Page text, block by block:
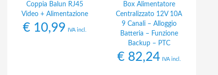
Coppia Balun RJ45
Video + Alimentazione
€10,99 IVA incl.
Box Alimentatore
Centralizzato 12V 10A
9 Canali – Alloggio
Batteria – Funzione
Backup – PTC
€82,24 IVA incl.